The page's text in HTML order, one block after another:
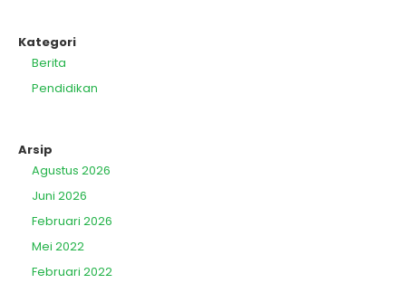
Kategori
Berita
Pendidikan
Arsip
Agustus 2026
Juni 2026
Februari 2026
Mei 2022
Februari 2022